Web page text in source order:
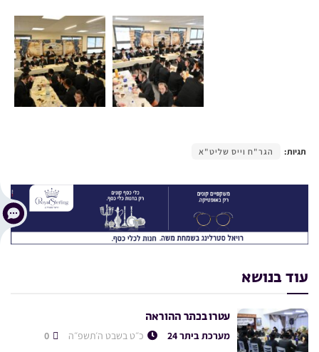
תגיות: הגר"ח וייס שליט"א
עוד בנושא
עטרו בכתר ההוראה
מערכת ביתר 24 כ״ט בשבט ה׳תשפ״ה